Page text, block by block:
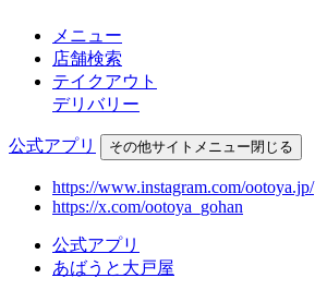
メニュー
店舗検索
テイクアウト
デリバリー
公式アプリ その他サイトメニュー閉じる
https://www.instagram.com/ootoya.jp/
https://x.com/ootoya_gohan
公式アプリ
あばうと大戸屋